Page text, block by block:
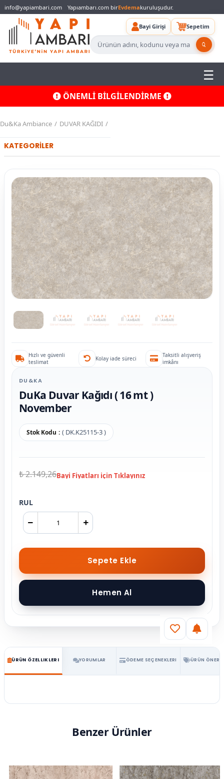
info@yapiambari.com Yapıambarı.com birEvdemakuruluşudur.
Bayi Girişi Sepetim
ÖNEMLİ BİLGİLENDİRME
Du&Ka Ambiance DUVAR KAĞIDI
KATEGORİLER
Hızlı ve güvenli
teslimat
Kolay iade süreci
Taksitli alışveriş
imkânı
DU&KA
DuKa Duvar Kağıdı ( 16 mt )
November
Stok Kodu ( DK.K25115-3 )
₺ 2.149,26
RUL
ÜRÜN ÖZELLIKLERI YORUMLAR ÖDEME SEÇENEKLERI ÜRÜN
Benzer Ürünler